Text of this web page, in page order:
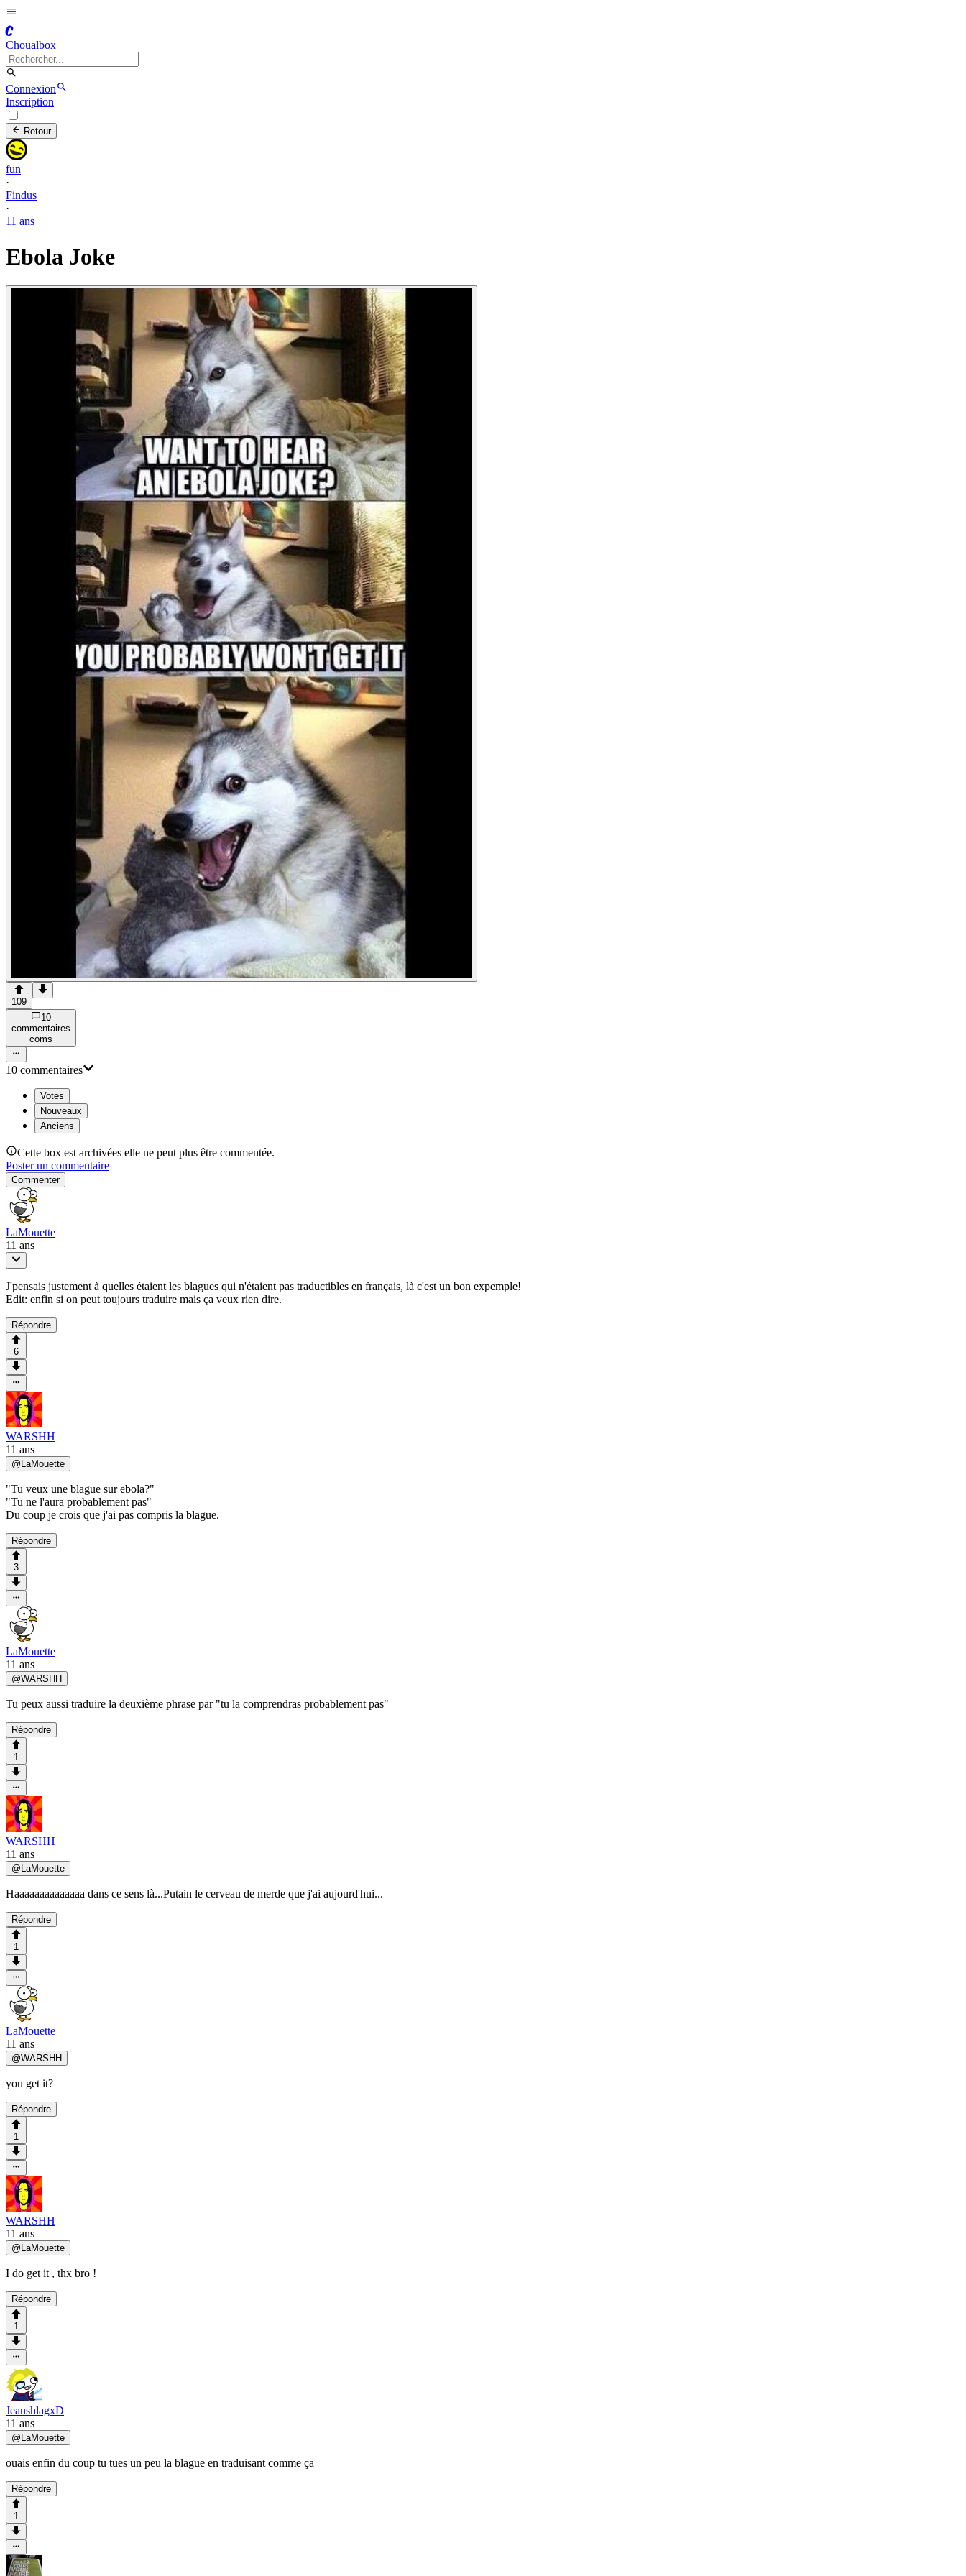
C
Choualbox
Connexion
Inscription
Retour
fun
·
Findus
·
11 ans
Ebola Joke
109
10
commentaires
coms
10 commentaires
Votes
Nouveaux
Anciens
Cette box est archivées elle ne peut plus être commentée.
Poster un commentaire
Commenter
LaMouette
11 ans
J'pensais justement à quelles étaient les blagues qui n'étaient pas traductibles en français, là c'est un bon expemple!
Edit: enfin si on peut toujours traduire mais ça veux rien dire.
Répondre
6
WARSHH
11 ans
@LaMouette
"Tu veux une blague sur ebola?"
"Tu ne l'aura probablement pas"
Du coup je crois que j'ai pas compris la blague.
Répondre
3
LaMouette
11 ans
@WARSHH
Tu peux aussi traduire la deuxième phrase par "tu la comprendras probablement pas"
Répondre
1
WARSHH
11 ans
@ LaMouette
Haaaaaaaaaaaaaa dans ce sens là...Putain le cerveau de merde que j'ai aujourd'hui...
Répondre
1
LaMouette
11 ans
@WARSHH
you get it?
Répondre
1
WARSHH
11 ans
@ LaMouette
I do get it , thx bro !
Répondre
1
JeanshlagxD
11 ans
@ LaMouette
ouais enfin du coup tu tues un peu la blague en traduisant comme ça
Répondre
1